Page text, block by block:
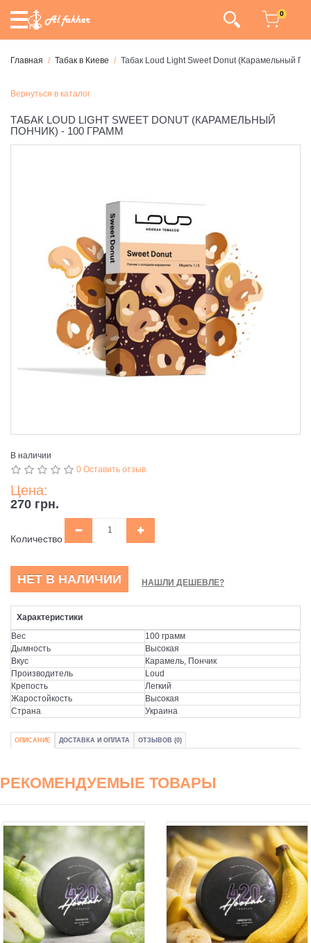
0
Главная Табак в Киеве Табак Loud Light Sweet Donut (Карамельный
Вернуться в каталог
ТАБАК LOUD LIGHT SWEET DONUT (КАРАМЕЛЬНЫЙ
ПОНЧИК) - 100 ГРАММ
В наличии
0 Оставить отзыв
Цена:
270 грн.
Количество
НЕТ В НАЛИЧИИ НАШЛИ ДЕШЕВЛЕ?
Характеристики
Вес
100 грамм
Дымность
Высокая
Вкус
Карамель, Пончик
Производитель
Loud
Крепость
Легкий
Жаростойкость
Высокая
Страна
Украина
ОПИСАНИЕ ДОСТАВКА И ОПЛАТА ОТЗЫВОВ (0)
РЕКОМЕНДУЕМЫЕ ТОВАРЫ